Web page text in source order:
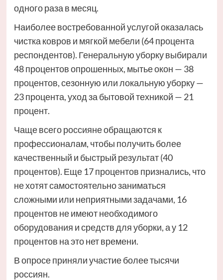
одного раза в месяц.
Наиболее востребованной услугой оказалась
чистка ковров и мягкой мебели (64 процента
респондентов). Генеральную уборку выбирали
48 процентов опрошенных, мытье окон — 38
процентов, сезонную или локальную уборку —
23 процента, уход за бытовой техникой — 21
процент.
Чаще всего россияне обращаются к
профессионалам, чтобы получить более
качественный и быстрый результат (40
процентов). Еще 17 процентов признались, что
не хотят самостоятельно заниматься
сложными или неприятными задачами, 16
процентов не имеют необходимого
оборудования и средств для уборки, а у 12
процентов на это нет времени.
В опросе приняли участие более тысячи
россиян.